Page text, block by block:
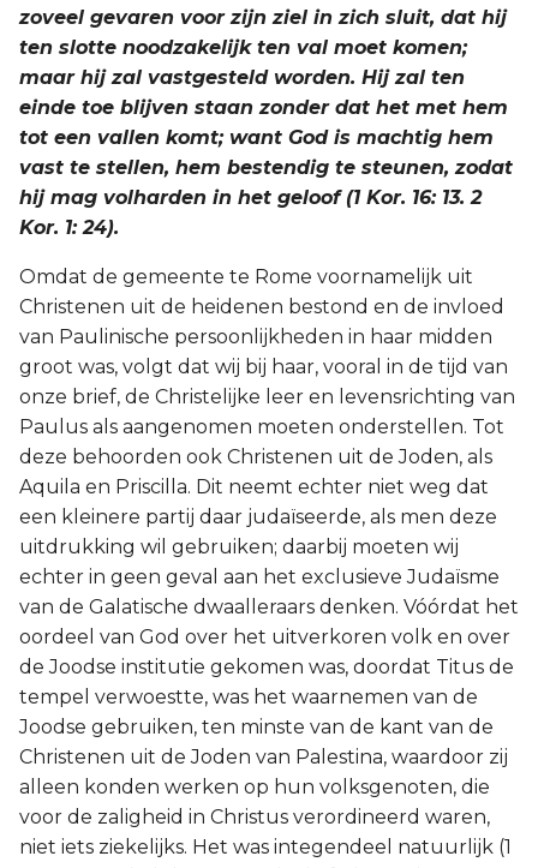
zoveel gevaren voor zijn ziel in zich sluit, dat hij
ten slotte noodzakelijk ten val moet komen;
maar hij zal vastgesteld worden. Hij zal ten
einde toe blijven staan zonder dat het met hem
tot een vallen komt; want God is machtig hem
vast te stellen, hem bestendig te steunen, zodat
hij mag volharden in het geloof (1 Kor. 16: 13. 2
Kor. 1: 24).
Omdat de gemeente te Rome voornamelijk uit
Christenen uit de heidenen bestond en de invloed
van Paulinische persoonlijkheden in haar midden
groot was, volgt dat wij bij haar, vooral in de tijd van
onze brief, de Christelijke leer en levensrichting van
Paulus als aangenomen moeten onderstellen. Tot
deze behoorden ook Christenen uit de Joden, als
Aquila en Priscilla. Dit neemt echter niet weg dat
een kleinere partij daar judaïseerde, als men deze
uitdrukking wil gebruiken; daarbij moeten wij
echter in geen geval aan het exclusieve Judaïsme
van de Galatische dwaalleraars denken. Vóórdat het
oordeel van God over het uitverkoren volk en over
de Joodse institutie gekomen was, doordat Titus de
tempel verwoestte, was het waarnemen van de
Joodse gebruiken, ten minste van de kant van de
Christenen uit de Joden van Palestina, waardoor zij
alleen konden werken op hun volksgenoten, die
voor de zaligheid in Christus verordineerd waren,
niet iets ziekelijks. Het was integendeel natuurlijk (1